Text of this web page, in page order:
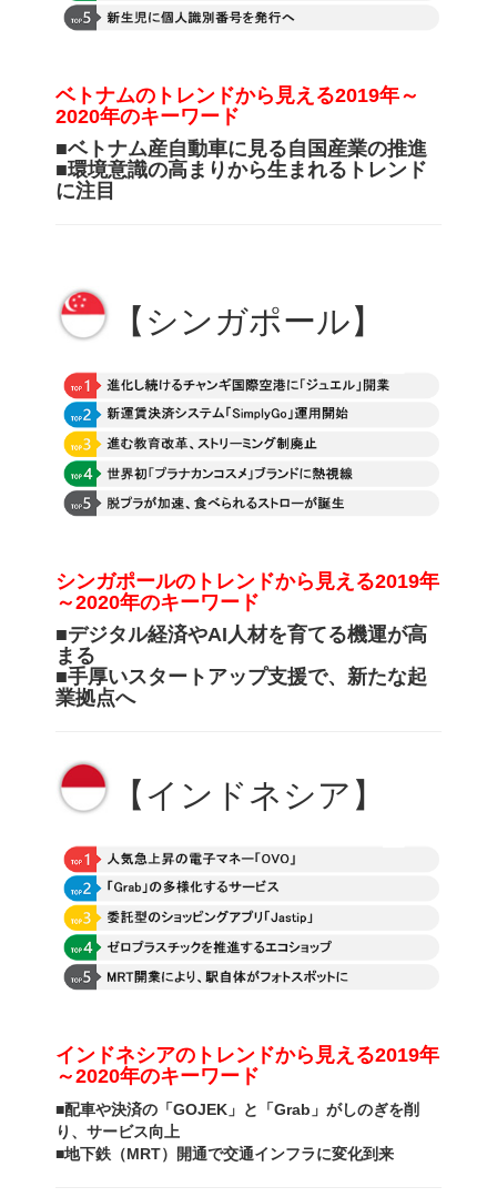
ベトナムのトレンドから見える2019年～
2020年のキーワード
■ベトナム産自動車に見る自国産業の推進
■環境意識の高まりから生まれるトレンド
に注目
【シンガポール】
シンガポールのトレンドから見える2019年
～2020年のキーワード
■デジタル経済やAI人材を育てる機運が高
まる
■手厚いスタートアップ支援で、新たな起
業拠点へ
【インドネシア】
インドネシアのトレンドから見える2019年
～2020年のキーワード
■配車や決済の「GOJEK 」と「Grab 」がしのぎを削
り、サービス向上
■地下鉄（MRT）開通で交通インフラに変化到来